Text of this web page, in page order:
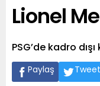
Lionel
PSG’de kadro
Paylaş